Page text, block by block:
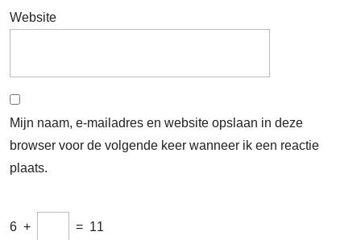
Website
Mijn naam, e-mailadres en website opslaan in deze
browser voor de volgende keer wanneer ik een reactie
plaats.
6 + = 11